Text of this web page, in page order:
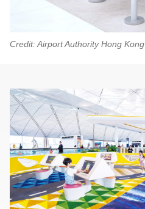
Credit: Airport Authority Hong Kong